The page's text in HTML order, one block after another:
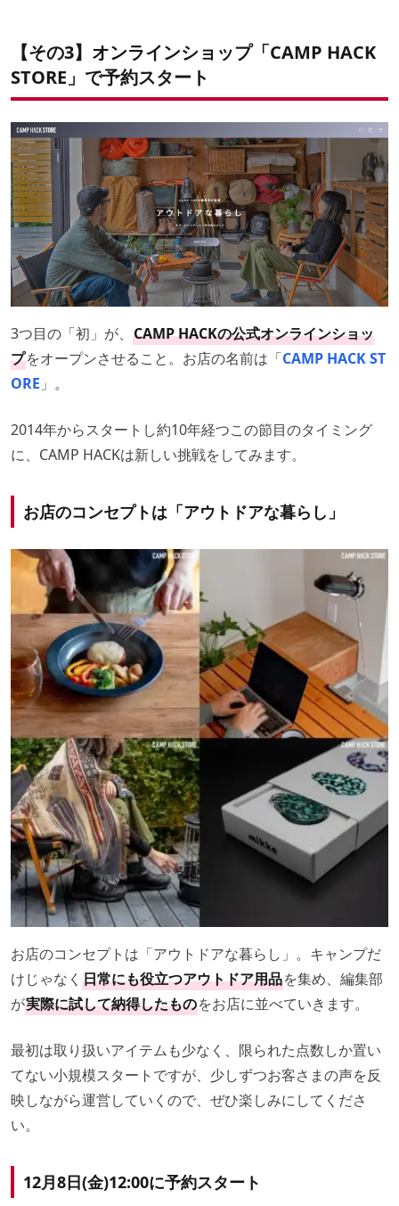
【その3】オンラインショップ「CAMP HACK
STORE」で予約スタート
3つ目の「初」が、 CAMP HACKの公式オンラインショッ
プをオープンさせること。お店の名前は「CAMP HACK ST
ORE 」。
2014年からスタートし約10年経つこの節目のタイミング
に、CAMP HACKは新しい挑戦をしてみます。
お店のコンセプトは「アウトドアな暮らし」
お店のコンセプトは「アウトドアな暮らし」。キャンプだ
けじゃなく 日常にも役立つアウトドア用品を集め、編集部
が実際に試して納得したものをお店に並べていきます。
最初は取り扱いアイテムも少なく、限られた点数しか置い
てない小規模スタートですが、少しずつお客さまの声を反
映しながら運営していくので、ぜひ楽しみにしてくださ
い。
12月8日(金)12:00に予約スタート